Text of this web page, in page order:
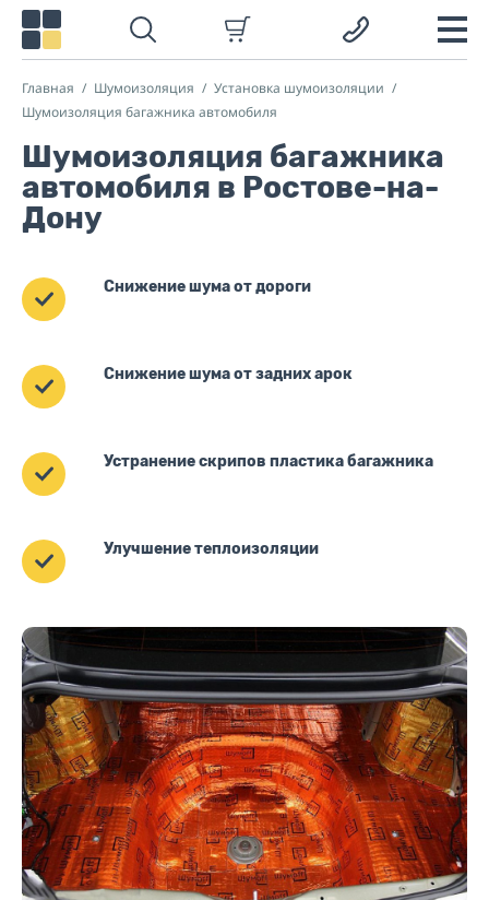
Главная Шумоизоляция
Установка шумоизоляции
Шумоизоляция багажника автомобиля
Шумоизоляция багажника
автомобиля в Ростове-на-
Дону
Снижение шума от дороги
Снижение шума от задних арок
Устранение скрипов пластика багажника
Улучшение теплоизоляции